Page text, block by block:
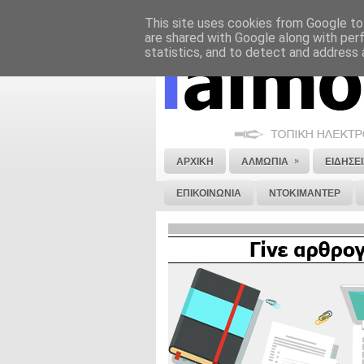
ΝΟΜΙΚΗ ΣΗΜΕΙΩΣΗ ΔΙΑΦΗΜΙΣΗ
ΑΡΧΙΚΗ ΑΛΜΩΠΙΑ »
ΕΠΙΚΟΙΝΩΝΙΑ ΝΤΟΚΙΜΑΝΤΕΡ
This site uses cookies from Google
are shared with Google along with
statistics, and to detect and address